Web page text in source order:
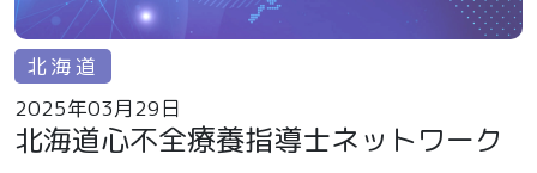
北海道
2025年03月29日
北海道心不全療養指導士ネットワーク